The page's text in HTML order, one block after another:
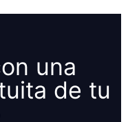
una
de tu